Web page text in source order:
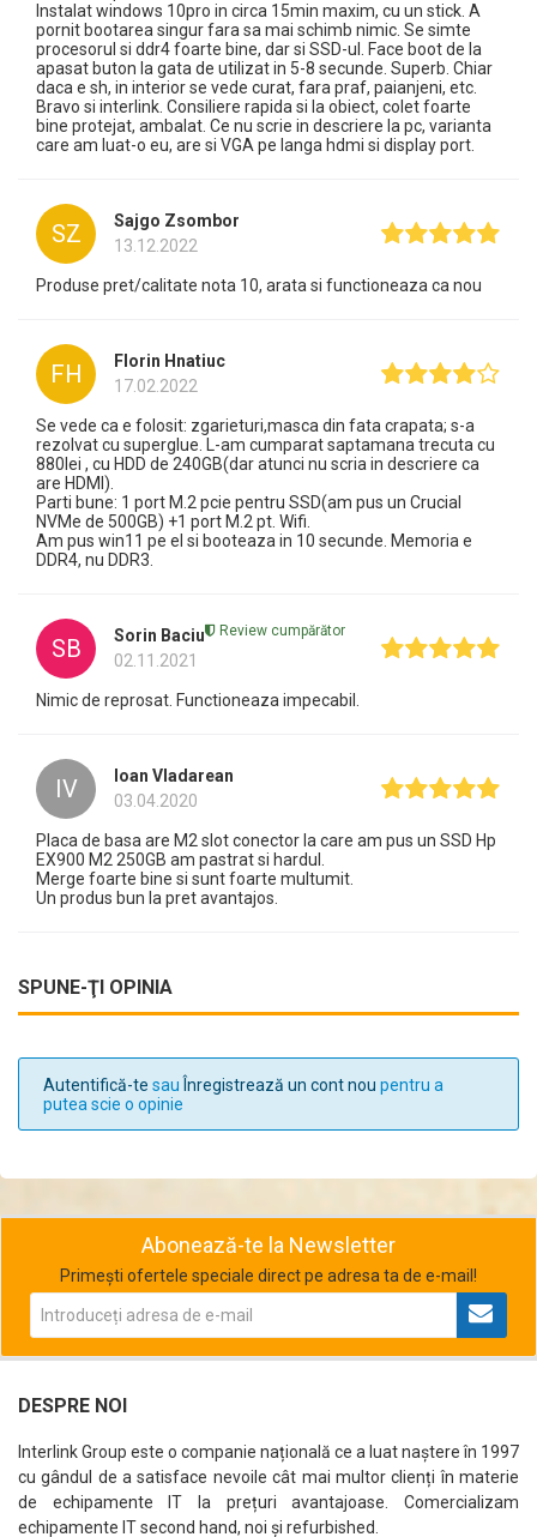
Instalat windows 10pro in circa 15min maxim, cu un stick. A
pornit bootarea singur fara sa mai schimb nimic. Se simte
procesorul si ddr4 foarte bine, dar si SSD-ul. Face boot de la
apasat buton la gata de utilizat in 5-8 secunde. Superb. Chiar
daca e sh, in interior se vede curat, fara praf, paianjeni, etc.
Bravo si interlink. Consiliere rapida si la obiect, colet foarte
bine protejat, ambalat. Ce nu scrie in descriere la pc, varianta
care am luat-o eu, are si VGA pe langa hdmi si display port.
SZ
Sajgo Zsombor
13.12.2022
Produse pret/calitate nota 10, arata si functioneaza ca nou
FH
Florin Hnatiuc
17.02.2022
Se vede ca e folosit: zgarieturi,masca din fata crapata; s-a
rezolvat cu superglue. L-am cumparat saptamana trecuta cu
880lei , cu HDD de 240GB(dar atunci nu scria in descriere ca
are HDMI).
Parti bune: 1 port M.2 pcie pentru SSD(am pus un Crucial
NVMe de 500GB) +1 port M.2 pt. Wifi.
Am pus win11 pe el si booteaza in 10 secunde. Memoria e
DDR4, nu DDR3.
SB
Sorin Baciu
02.11.2021
Review cumpărător
Nimic de reprosat. Functioneaza impecabil.
IV
Ioan Vladarean
03.04.2020
Placa de basa are M2 slot conector la care am pus un SSD Hp
EX900 M2 250GB am pastrat si hardul.
Merge foarte bine si sunt foarte multumit.
Un produs bun la pret avantajos.
SPUNE-ŢI OPINIA
Autentifică-te sau Înregistrează un cont nou pentru a
putea scie o opinie
Abonează-te la Newsletter
Primești ofertele speciale direct pe adresa ta de e-mail!
DESPRE NOI
Interlink Group este o companie națională ce a luat naștere în 1997
cu gândul de a satisface nevoile cât mai multor clienți în materie
de echipamente IT la prețuri avantajoase. Comercializam
echipamente IT second hand, noi și refurbished.